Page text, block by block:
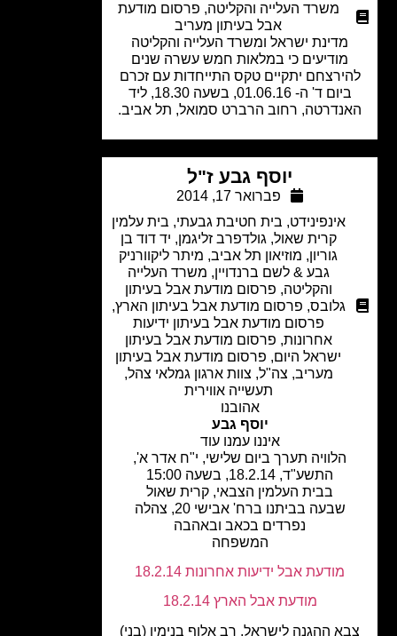
משרד העלייה והקליטה,פרסום מודעת
אבל בעיתון מעריב
מדינת ישראל ומשרד העלייה והקליטה
מודיעים כי במלאות חמש עשרה שנים
יתקיים טקס התייחדות עם זכרם
ביום ד' ה- 01.06.16, בשעה 18.30, ליד
רחוב הרברט סמואל, תל אביב.
יוסף גבע ז"ל
פברואר 17, 2014
אינפינידט,בית חטיבת גבעתי, בית עלמין
קרית שאול,גולדפרב זליגמן,יד דוד בן
מוזיאון תל אביב,מיתר ליקוורניק
גבע & לשם ברנדויין ,משרד העלייה
והקליטה,פרסום מודעת אבל בעיתון
גלובס
פרסום מודעת אבל בעיתון הארץ,
פרסום מודעת אבל בעיתון ידיעות
אחרונות,פרסום מודעת אבל בעיתון
ישראל היום,פרסום מודעת אבל בעיתון
צה"ל,צוות ארגון גמלאי צהל,
תעשייה אווירית
יוסף גבע
איננו עמנו עוד
הלוויה תערך ביום שלישי, י"ח אדר א',
התשע"ד, 18.2.14, בשעה 15:00
בבית העלמין הצבאי, קרית שאול
שבעה בביתנו ברח' אבישי 20, צהלה
נפרדים בכאב ובאהבה
המשפחה
מודעת אבל ידיעות אחרונות 18.2.14
מודעת אבל הארץ 18.2.14
ההגנה לישראל, רב אלוף בנימין (בני)